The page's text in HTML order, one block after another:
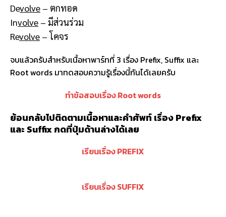
Devolve – ตกทอด
Involve – มีส่วนร่วม
Revolve – โคจร
จบแล้วครับสำหรับเนื้อหาพาร์ทที่ 3 เรื่อง Prefix, Suffix และ
Root words มาทดสอบความรู้เรื่องนี้กันได้เลยครับ
ทำข้อสอบเรื่อง Root words
ย้อนกลับไปติดตามเนื้อหาและคำศัพท์ เรื่อง Prefix
และ Suffix กดที่ปุ่มด้านล่างได้เลย
เรียนเรื่อง PREFIX
เรียนเรื่อง SUFFIX